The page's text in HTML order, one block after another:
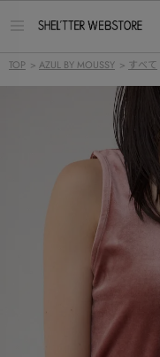
ー
を
TOP > AZUL BY MOUSSY > すべて